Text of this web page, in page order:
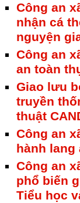
Công an
nhận cá
nguyện
Công an
an toàn
Giao lưu
truyền
thuật
Công an
hành lang
Công an
phổ biến
Tiểu học